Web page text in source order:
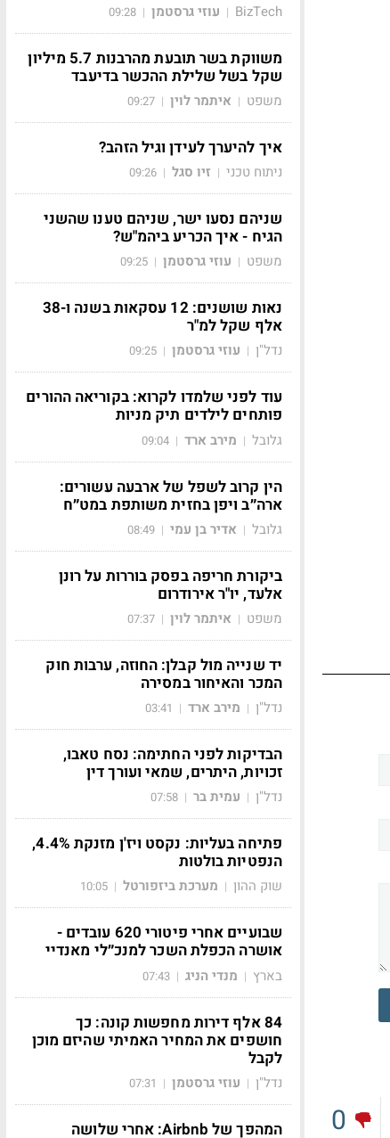
0
BizTech
| עוזי גרסטמן |
09:28
משווקת בשר תובעת מהרבנות 5.7 מיליון
שקל בשל שלילת ההכשר בדיעבד
משפט | איתמר לוין |
09:27
איך להיערך לעידן וגיל הזהב?
ניתוח טכני | זיו סגל |
09:26
שניהם נסעו ישר, שניהם טענו שהשני
הגיח - איך הכריע ביהמ"ש?
משפט | עוזי גרסטמן |
09:25
נאות שושנים: 12 עסקאות בשנה ו-38
אלף שקל למ"ר
נדל"ן | עוזי גרסטמן |
09:25
עוד לפני שלמדו לקרוא: בקוריאה ההורים
פותחים לילדים תיק מניות
גלובל | מירב ארד |
09:04
הין קרוב לשפל של ארבעה עשורים:
ארה״ב ויפן בחזית משותפת במט״ח
גלובל | אדיר בן עמי |
08:49
ביקורת חריפה בפסק בוררות על רונן
אלעד, יו"ר אירודרום
משפט | איתמר לוין |
07:37
יד שנייה מול קבלן: החוזה, ערבות חוק
המכר והאיחור במסירה
נדל"ן | מירב ארד |
03:41
הבדיקות לפני החתימה: נסח טאבו,
זכויות, היתרים, שמאי ועורך דין
נדל"ן | עמית בר |
07:58
פתיחה בעליות: נקסט ויז'ן מזנקת 4.4%,
הנפטיות בולטות
שוק ההון | מערכת ביזפורטל |
10:05
שבועיים אחרי פיטורי 620 עובדים -
אושרה הכפלת השכר למנכ״לי מאנדיי
בארץ | מנדי הניג |
07:43
84 אלף דירות מחפשות קונה: כך
חושפים את המחיר האמיתי שהיזם מוכן
לקבל
נדל"ן | עוזי גרסטמן |
07:31
המהפך של Airbnb: אחרי שלושה